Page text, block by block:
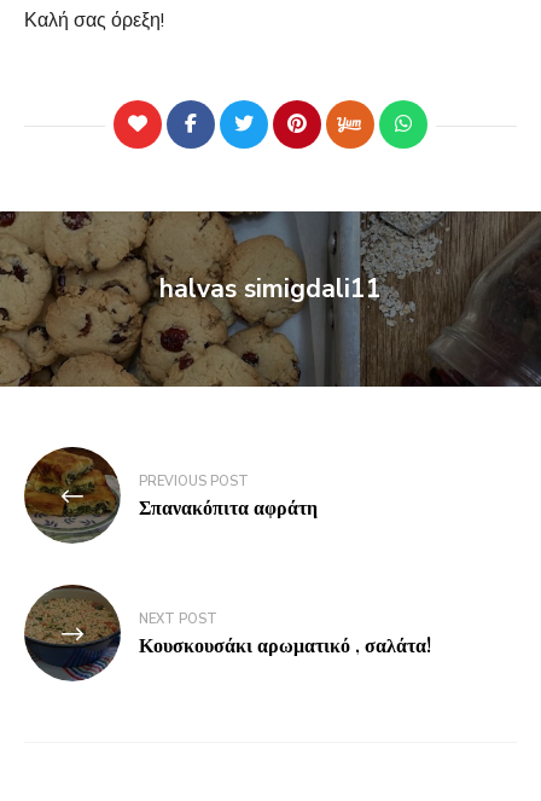
Καλή σας όρεξη!
halvas simigdali11
PREVIOUS POST
Σπανακόπιτα αφράτη
NEXT POST
Κουσκουσάκι αρωματικό , σαλάτα!